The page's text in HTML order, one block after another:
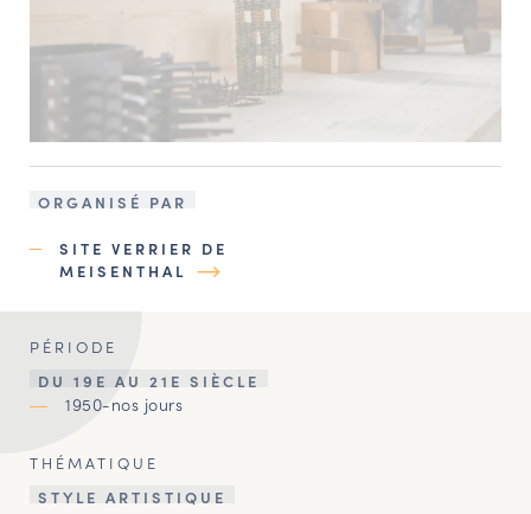
ORGANISÉ PAR
SITE VERRIER DE
MEISENTHAL
PÉRIODE
DU 19E AU 21E SIÈCLE
1950-nos jours
THÉMATIQUE
STYLE ARTISTIQUE